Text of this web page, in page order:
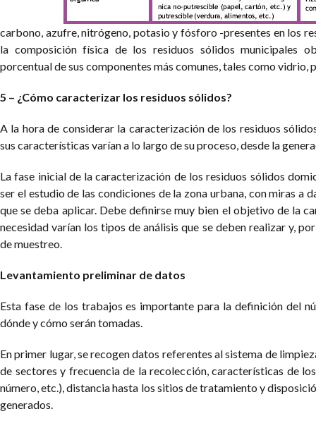
carbono, azufre, nitrógeno, potasio y fósforo -presentes en los
la composición física de los residuos sólidos municipales
porcentual de sus componentes más comunes, tales como vidrio,
5 – ¿Cómo caracterizar los residuos sólidos?
A la hora de considerar la caracterización de los residuos
sus características varían a lo largo de su proceso, desde la
La fase inicial de la caracterización de los residuos sólidos
ser el estudio de las condiciones de la zona urbana, con miras a
que se deba aplicar. Debe definirse muy bien el objetivo de la
necesidad varían los tipos de análisis que se deben realizar y,
de muestreo.
Levantamiento preliminar de datos
Esta fase de los trabajos es importante para la definición del
dónde y cómo serán tomadas.
En primer lugar, se recogen datos referentes al sistema de
de sectores y frecuencia de la recolección, características de
número, etc.), distancia hasta los sitios de tratamiento y
generados.